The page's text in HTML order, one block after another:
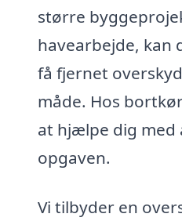
større
havearbejde,
få fjernet
måde. Hos
at hjælpe dig
opgaven.
Vi tilbyder en